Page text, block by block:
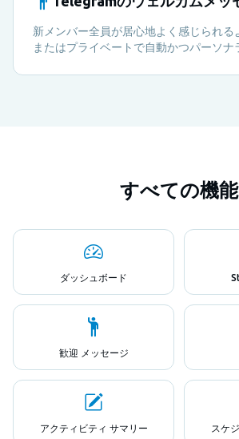
新メンバー全員が居心地よく感じられる
またはプライベートで自動かつパーソナ
ん。
すべての機能
ダッシュボード
歓迎 メッセージ
アクティビティ サマリー スケ